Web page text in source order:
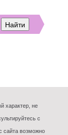
характер, не
с
сайта возможно